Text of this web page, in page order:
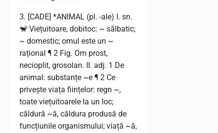
3. [CADE] *ANIMAL (pl. -ale) I. sn.
🐒 Viețuitoare, dobitoc: ~ sălbatic;
~ domestic; omul este un ~
rațional ¶ 2 Fig. Om prost,
necioplit, grosolan. II. adj. 1 De
animal: substanțe ~e ¶ 2 Ce
privește viața ființelor: regn ~,
toate viețuitoarele la un loc;
căldură ~ă, căldura produsă de
funcțiunile organismului; viață ~ă,